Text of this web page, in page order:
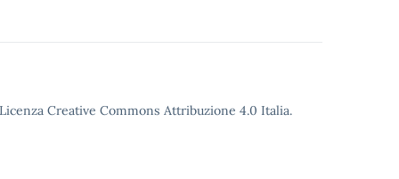
Creative Commons Attribuzione 4.0 Italia.